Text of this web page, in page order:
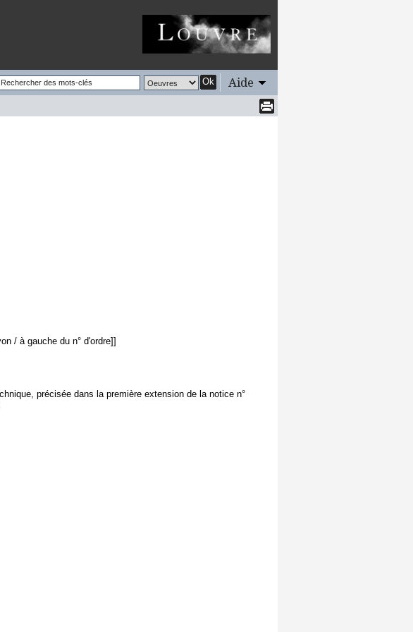
Ok Aide
/ à gauche du n° d'ordre]]
précisée dans la première extension de la notice n°